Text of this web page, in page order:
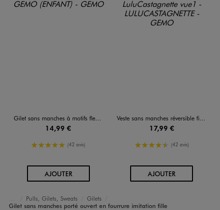
Gilet sans manches à motifs fleuris fille
14,99 €
5/5 de moyenne
(42 avis)
AJOUTERAU PANIER
Veste sans manches réversible fille - LuluCastagnette
17,99 €
4.5/5 de moyenne
(42 avis)
AJOUTERAU PANIER
Accueil
Fille
Vêtements
Pulls, Gilets, Sweats
Gilets
Gilet sans manches porté ouvert en fourrure imitation fille